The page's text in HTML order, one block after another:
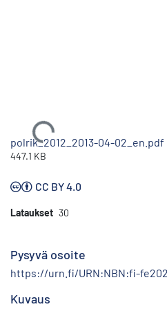
Ladataan...
polrik_2012_2013-04-02_en.pdf
447.1 KB
CC BY 4.0
Lataukset 30
Pysyvä osoite
https://urn.fi/URN:NBN:fi-
Kuvaus